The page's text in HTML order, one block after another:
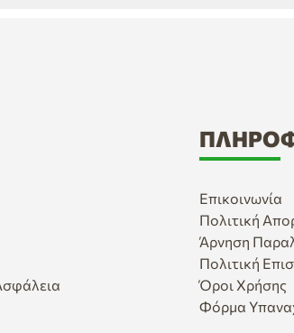
Επικοινωνία
Πολιτική
Άρνηση
Πολιτική
Όροι Χρήσης
Φόρμα